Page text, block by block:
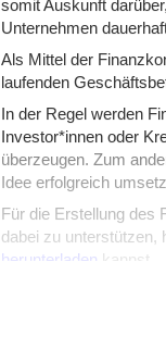
somit Auskunft
Unternehmen
Als Mittel der
laufenden
In der Regel werden
Investor*innen oder
überzeugen. Zum
Idee erfolgreich
Für die Erstellung des
dabei zu unterstützen,
herunterladen kannst.